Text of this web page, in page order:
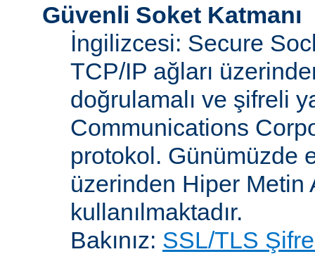
Güvenli Soket Katmanı
İngilizcesi: Secure
TCP/IP ağları
doğrulamalı ve şifreli
Communications
protokol. Günümüzde
üzerinden Hiper Metin
kullanılmaktadır.
Bakınız: SSL/TLS